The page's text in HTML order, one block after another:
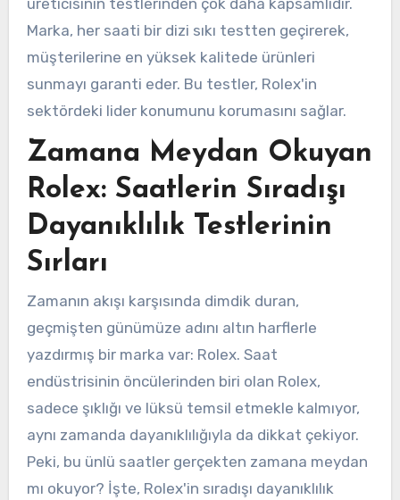
Marka, her saati bir dizi sıkı testten geçirerek,
müşterilerine en yüksek kalitede ürünleri
sunmayı garanti eder. Bu testler, Rolex'in
sektördeki lider konumunu korumasını sağlar.
Zamana Meydan Okuyan
Rolex: Saatlerin Sıradışı
Dayanıklılık Testlerinin
Sırları
Zamanın akışı karşısında dimdik duran,
geçmişten günümüze adını altın harflerle
yazdırmış bir marka var: Rolex. Saat
endüstrisinin öncülerinden biri olan Rolex,
sadece şıklığı ve lüksü temsil etmekle kalmıyor,
aynı zamanda dayanıklılığıyla da dikkat çekiyor.
Peki, bu ünlü saatler gerçekten zamana meydan
mı okuyor? İşte, Rolex'in sıradışı dayanıklılık